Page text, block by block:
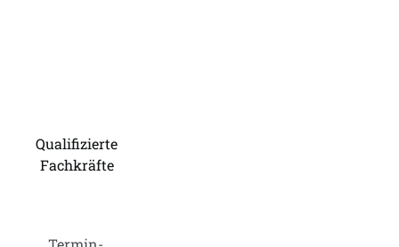
Qualifizierte
Fachkräfte